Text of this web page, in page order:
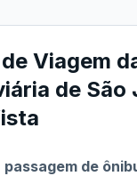
Viagem
de São
passagem de